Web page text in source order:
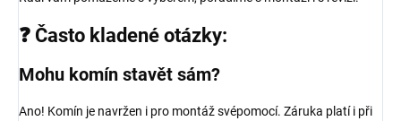
❓ Často kladené otázky:
Mohu komín stavět sám?
Ano! Komín je navržen i pro montáž svépomocí. Záruka platí i při